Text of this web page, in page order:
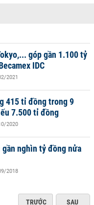
góp gần 1.100 tỷ
IDC
2021
415 tỉ đồng trong 9
7.500 tỉ đồng
2020
gần nghìn tỷ đồng nửa
2018
TRƯỚC SAU